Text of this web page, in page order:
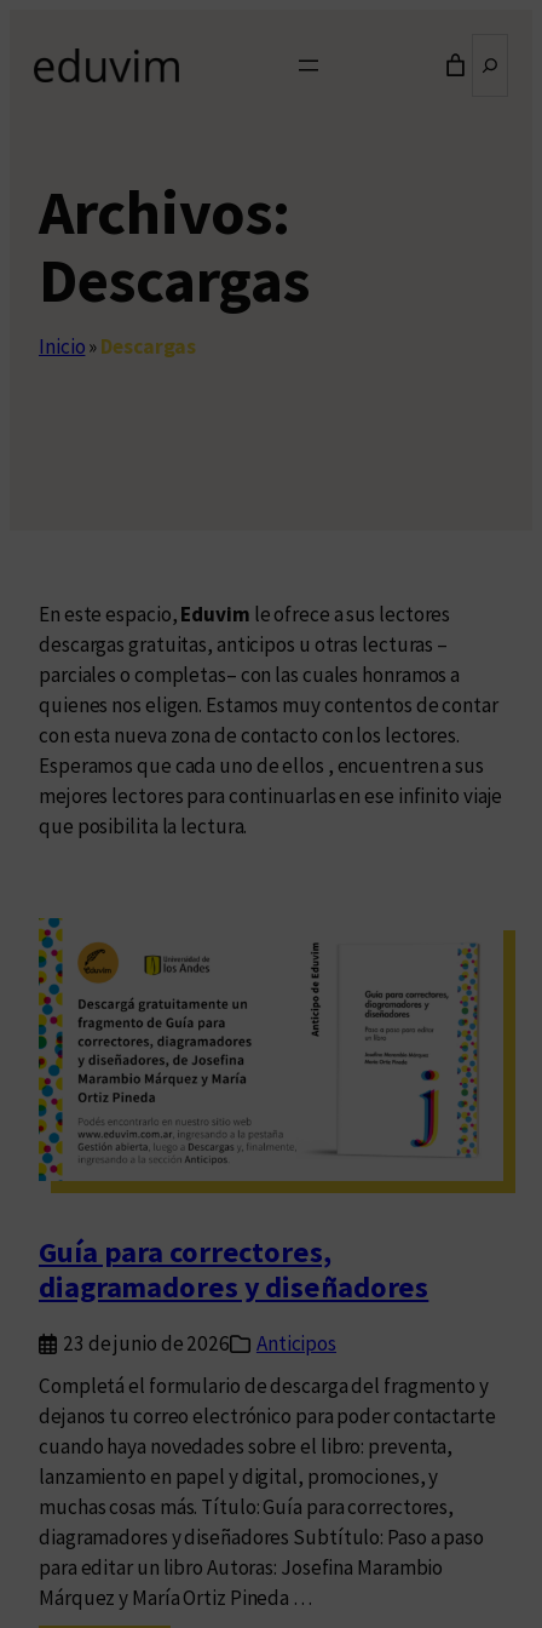
contenido
Archivos:
Descargas
Inicio»Descargas
En este espacio,Eduvim le ofrece a sus lectores
descargas gratuitas, anticipos u otras lecturas –
parciales o completas– con las cuales honramos a
quienes nos eligen. Estamos muy contentos de contar
con esta nueva zona de contacto con los lectores.
Esperamos que cada uno de ellos , encuentren a sus
mejores lectores para continuarlas en ese infinito viaje
que posibilita la lectura.
Guía para correctores,
diagramadores y diseñadores
23 de junio de 2026
Anticipos
Completá el formulario de descarga del fragmento y
dejanos tu correo electrónico para poder contactarte
cuando haya novedades sobre el libro: preventa,
lanzamiento en papel y digital, promociones, y
muchas cosas más. Título: Guía para correctores,
diagramadores y diseñadores Subtítulo: Paso a paso
para editar un libro Autoras: Josefina Marambio
Márquez y María Ortiz Pineda …